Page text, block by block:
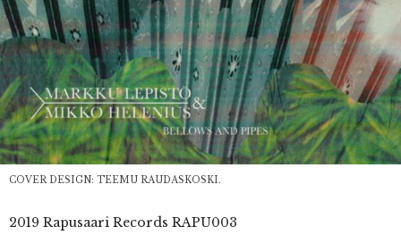
COVER DESIGN: TEEMU RAUDASKOSKI.
2019 Rapusaari Records RAPU003